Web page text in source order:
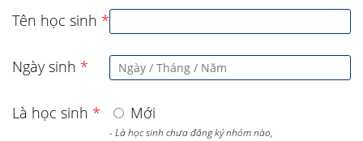
Tên học sinh *
Ngày sinh *
Là học sinh * Mới
- Là học sinh chưa đăng ký nhóm nào,